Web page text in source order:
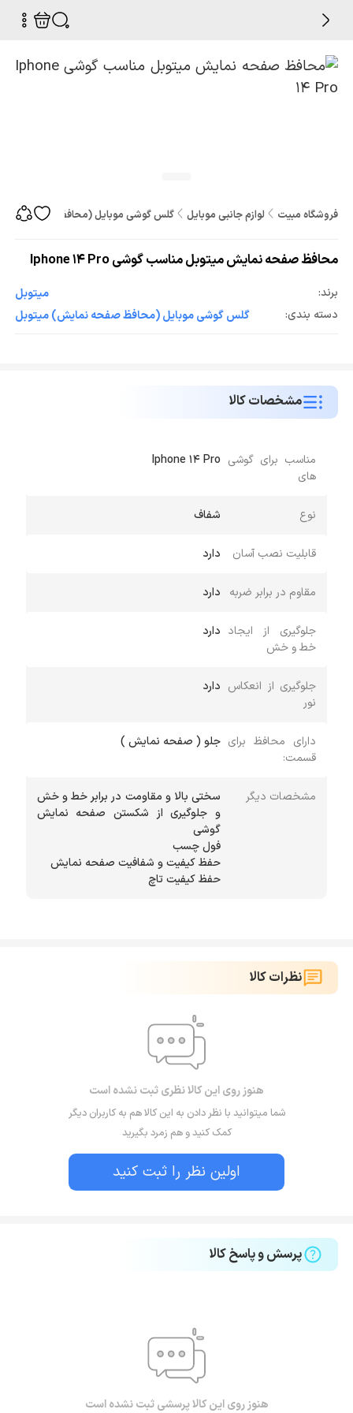
فروشگاه مبیت لوازم جانبی موبایل گلس گوشی موبایل (محافظ صفحه
محافظ صفحه نمایش میتوبل مناسب گوشی Iphone 14 Pro
برند:
میتوبل
دسته بندی:
گلس گوشی موبایل (محافظ صفحه نمایش) میتوبل
مشخصات کالا
مناسب برای گوشی
های
Iphone 14 Pro
نوع شفاف
قابلیت نصب آسان دارد
مقاوم در برابر ضربه دارد
جلوگیری از ایجاد
خط و خش
دارد
جلوگیری از انعکاس
نور
دارد
دارای محافظ برای
قسمت:
جلو ( صفحه نمایش )
مشخصات دیگر
سختی بالا و مقاومت در برابر خط و خش
و جلوگیری از شکستن صفحه نمایش
گوشی
فول چسب
حفظ کیفیت و شفافیت صفحه نمایش
حفظ کیفیت تاچ
نظرات کالا
هنوز روی این کالا نظری ثبت نشده است
شما میتوانید با نظر دادن به این کالا هم به کاربران دیگر
کمک کنید و هم زمرد بگیرید
اولین نظر را ثبت کنید
پرسش و پاسخ کالا
هنوز روی این کالا پرسشی ثبت نشده است